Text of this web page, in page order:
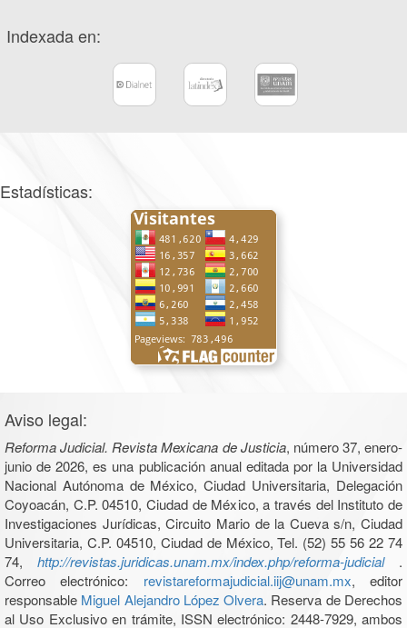
Indexada en:
Estadísticas:
Aviso legal:
Reforma Judicial. Revista Mexicana de Justicia, número 37, enero-
junio de 2026, es una publicación anual editada por la Universidad
Nacional Autónoma de México, Ciudad Universitaria, Delegación
Coyoacán, C.P. 04510, Ciudad de México, a través del Instituto de
Investigaciones Jurídicas, Circuito Mario de la Cueva s/n, Ciudad
Universitaria, C.P. 04510, Ciudad de México, Tel. (52) 55 56 22 74
74, http://revistas.juridicas.unam.mx/index.php/reforma-judicial .
Correo electrónico: revistareformajudicial.iij@unam.mx, editor
responsable Miguel Alejandro López Olvera. Reserva de Derechos
al Uso Exclusivo en trámite, ISSN electrónico: 2448-7929, ambos